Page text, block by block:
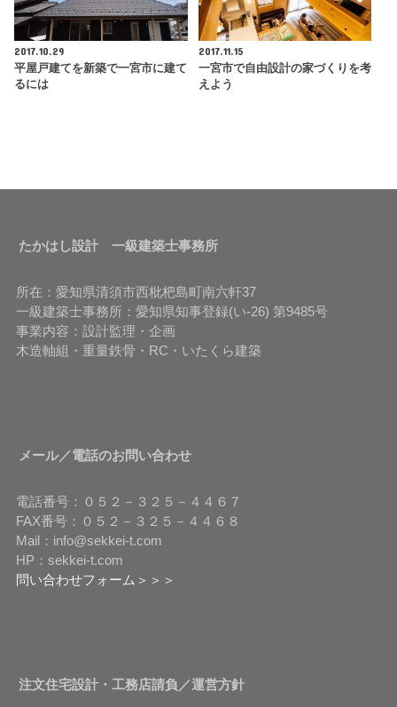
2017.10.29
平屋戸建てを新築で一宮市に建て
るには
2017.11.15
一宮市で自由設計の家づくりを考
えよう
たかはし設計 一級建築士事務所
所在：愛知県清須市西枇杷島町南六軒37
一級建築士事務所：愛知県知事登録(い-26) 第9485号
事業内容：設計監理・企画
木造軸組・重量鉄骨・RC・いたくら建築
メール／電話のお問い合わせ
電話番号：０５２－３２５－４４６７
FAX番号：０５２－３２５－４４６８
Mail：info@sekkei-t.com
HP：sekkei-t.com
問い合わせフォーム＞＞＞
注文住宅設計・工務店請負／運営方針